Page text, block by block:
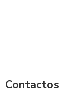
Contactos